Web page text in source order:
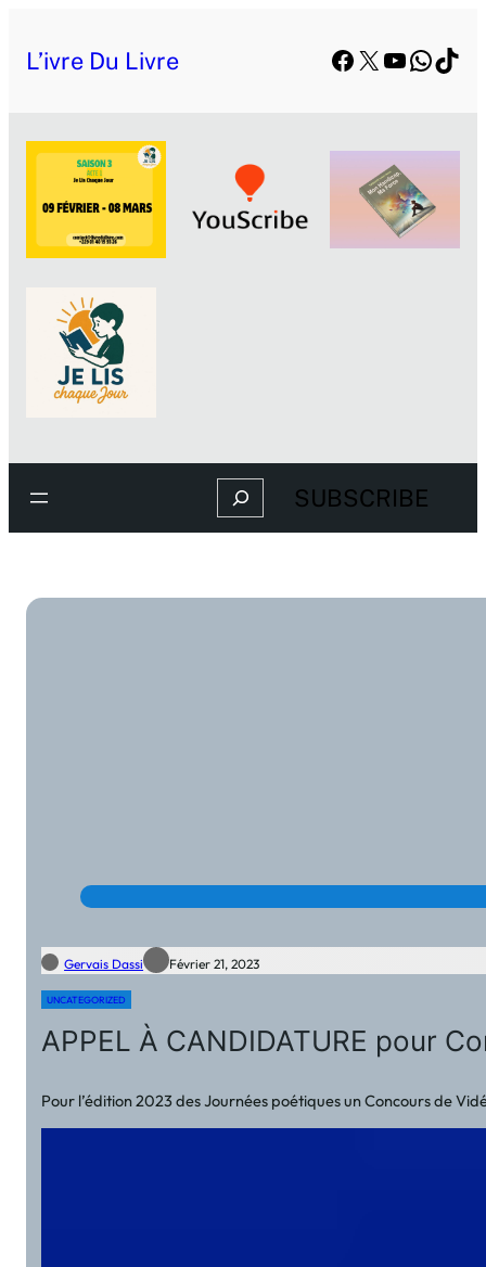
L’ivre Du Livre Facebook
X YouTube
Search SUBSCRIBE
Gervais Dassi Février 21, 2023
UNCATEGORIZED
APPEL À CANDIDATURE pour
Pour l’édition 2023 des Journées poétiques un Concours de